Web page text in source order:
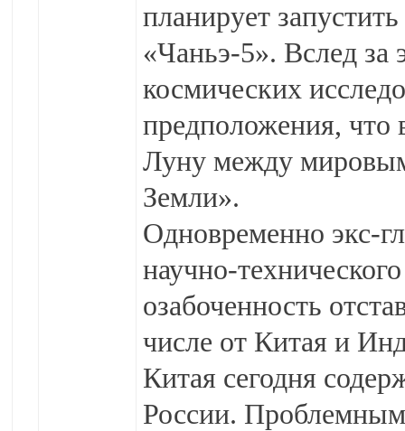
планирует
«Чаньэ-5». Вслед за
космических
предположения, что
Луну между
Земли».
Одновременно экс-
научно-
озабоченность
числе от Китая и
Китая сегодня
России.